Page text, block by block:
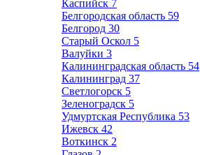
Каспийск 7
Белгородская область 59
Белгород 30
Старый Оскол 5
Валуйки 3
Калининградская область 54
Калининград 37
Светлогорск 5
Зеленоградск 5
Удмуртская Республика 53
Ижевск 42
Воткинск 2